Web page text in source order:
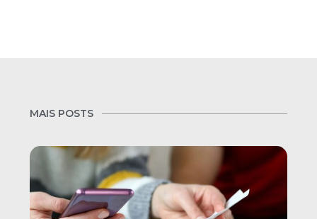
MAIS POSTS